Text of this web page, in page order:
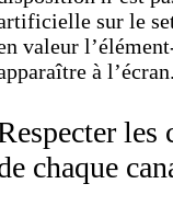
sur le
valeur
à l’écran.
les
chaque